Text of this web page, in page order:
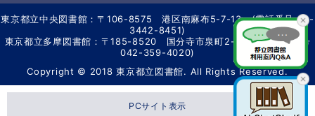
東京都立中央図書館：〒106-8575 港区南麻布5-7-13 (電話番号 03-
3442-8451)
東京都立多摩図書館：〒185-8520 国分寺市泉町2-2-26 (電話番号
042-359-4020)
Copyright © 2018 東京都立図書館. All Rights Reserved.
PCサイト表示